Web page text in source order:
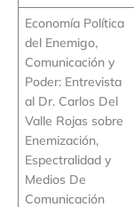
Economía Política
del Enemigo,
Comunicación y
Poder: Entrevista
al Dr. Carlos Del
Valle Rojas sobre
Enemización,
Espectralidad y
Medios De
Comunicación